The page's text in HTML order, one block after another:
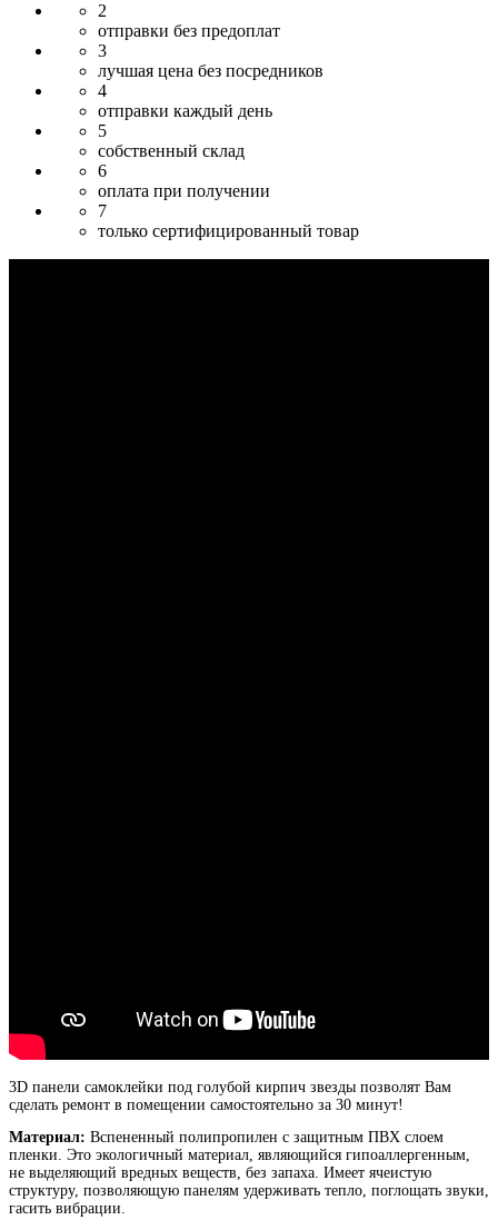
2
отправки без предоплат
3
лучшая цена без посредников
4
отправки каждый день
5
собственный склад
6
оплата при получении
7
только сертифицированный товар
3D панели самоклейки под голубой кирпич звезды позволят Вам
сделать ремонт в помещении самостоятельно за 30 минут!
Материал: Вспененный полипропилен с защитным ПВХ слоем
пленки. Это экологичный материал, являющийся гипоаллергенным,
не выделяющий вредных веществ, без запаха. Имеет ячеистую
структуру, позволяющую панелям удерживать тепло, поглощать звуки,
гасить вибрации.